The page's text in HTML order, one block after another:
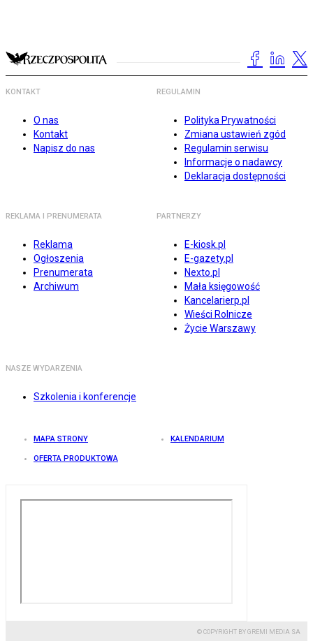
KONTAKT
O nas
Kontakt
Napisz do nas
REGULAMIN
Polityka Prywatności
Zmiana ustawień zgód
Regulamin serwisu
Informacje o nadawcy
Deklaracja dostępności
REKLAMA I PRENUMERATA
Reklama
Ogłoszenia
Prenumerata
Archiwum
PARTNERZY
E-kiosk.pl
E-gazety.pl
Nexto.pl
Mała księgowość
Kancelarierp.pl
Wieści Rolnicze
Życie Warszawy
NASZE WYDARZENIA
Szkolenia i konferencje
MAPA STRONY KALENDARIUM
OFERTA PRODUKTOWA
© COPYRIGHT BY GREMI MEDIA SA